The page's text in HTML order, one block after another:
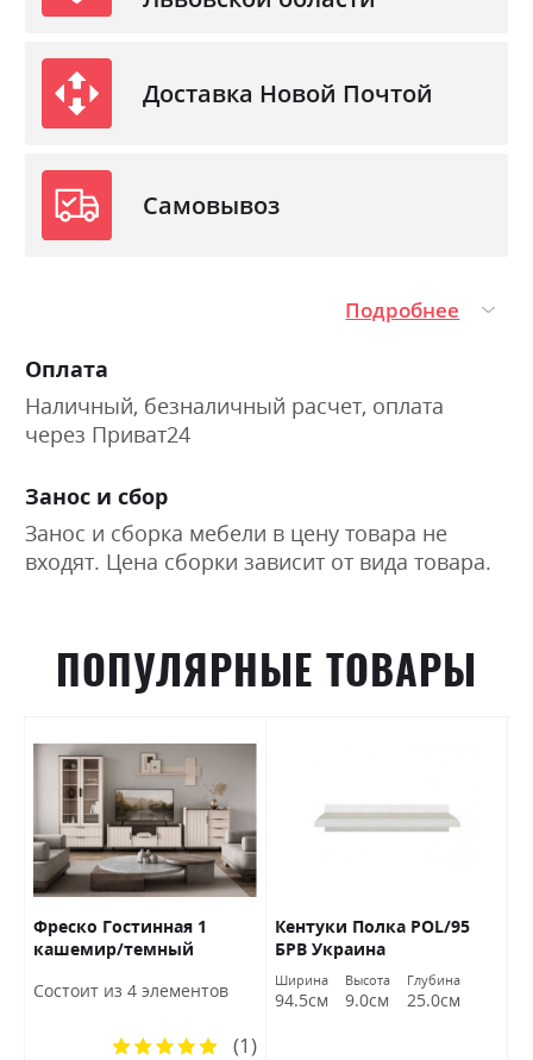
Доставка Новой Почтой
Самовывоз
Подробнее
Оплата
Наличный, безналичный расчет, оплата
через Приват24
Занос и сбор
Занос и сборка мебели в цену товара не
входят. Цена сборки зависит от вида товара.
ПОПУЛЯРНЫЕ ТОВАРЫ
Фреско Гостинная 1
кашемир/темный
Состоит из 4 элементов
Рейтинг:
(1)
Кентуки Полка POL/95
БРВ Украина
Ширина
94.5см
Высота
9.0см
Глубина
25.0см